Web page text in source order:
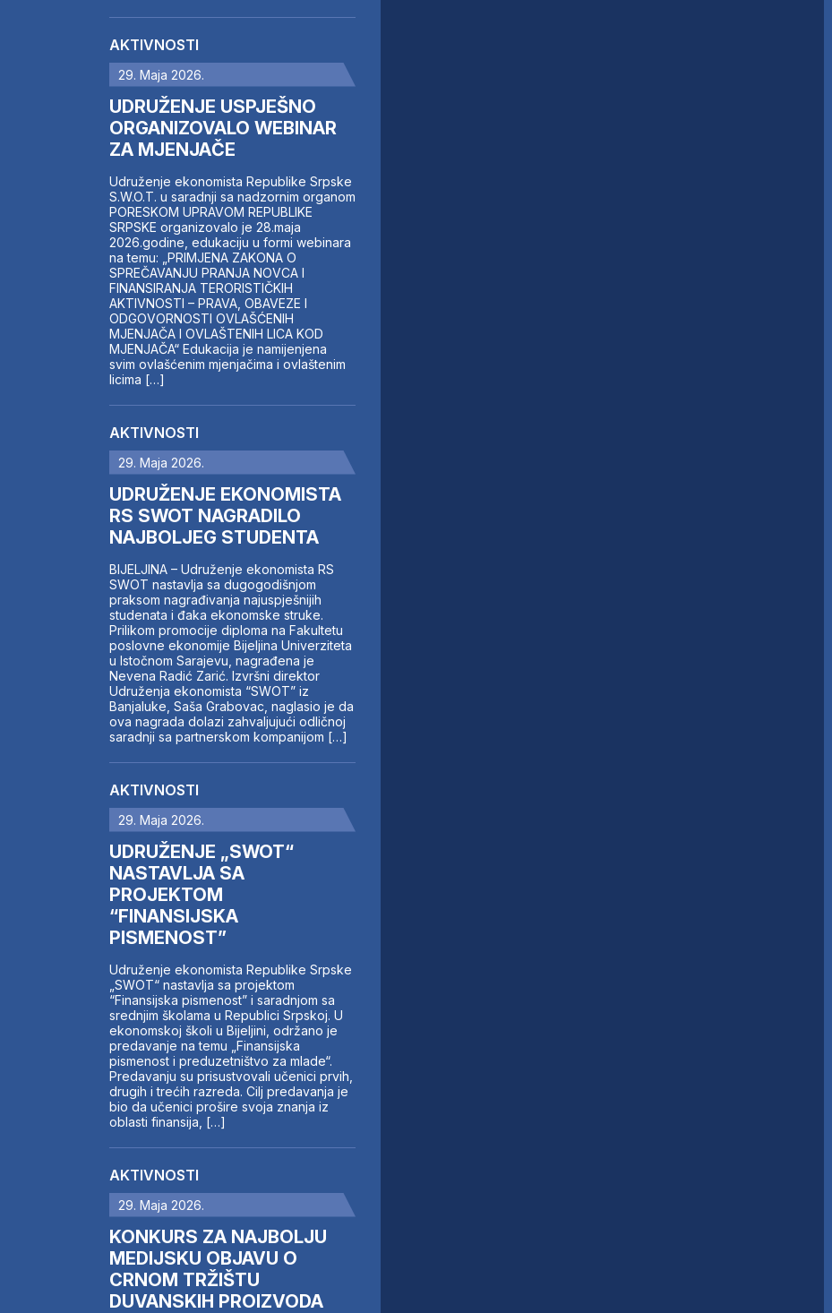
AKTIVNOSTI
29. Maja 2026.
UDRUŽENJE USPJEŠNO
ORGANIZOVALO WEBINAR
ZA MJENJAČE
Udruženje ekonomista Republike Srpske
S.W.O.T. u saradnji sa nadzornim organom
PORESKOM UPRAVOM REPUBLIKE
SRPSKE organizovalo je 28.maja
2026.godine, edukaciju u formi webinara
na temu: „PRIMJENA ZAKONA O
SPREČAVANJU PRANJA NOVCA I
FINANSIRANJA TERORISTIČKIH
AKTIVNOSTI – PRAVA, OBAVEZE I
ODGOVORNOSTI OVLAŠĆENIH
MJENJAČA I OVLAŠTENIH LICA KOD
MJENJAČA“ Edukacija je namijenjena
svim ovlašćenim mjenjačima i ovlaštenim
licima […]
AKTIVNOSTI
29. Maja 2026.
UDRUŽENJE EKONOMISTA
RS SWOT NAGRADILO
NAJBOLJEG STUDENTA
BIJELJINA – Udruženje ekonomista RS
SWOT nastavlja sa dugogodišnjom
praksom nagrađivanja najuspješnijih
studenata i đaka ekonomske struke.
Prilikom promocije diploma na Fakultetu
poslovne ekonomije Bijeljina Univerziteta
u Istočnom Sarajevu, nagrađena je
Nevena Radić Zarić. Izvršni direktor
Udruženja ekonomista “SWOT” iz
Banjaluke, Saša Grabovac, naglasio je da
ova nagrada dolazi zahvaljujući odličnoj
saradnji sa partnerskom kompanijom […]
AKTIVNOSTI
29. Maja 2026.
UDRUŽENJE „SWOT“
NASTAVLJA SA
PROJEKTOM
“FINANSIJSKA
PISMENOST”
Udruženje ekonomista Republike Srpske
„SWOT“ nastavlja sa projektom
“Finansijska pismenost” i saradnjom sa
srednjim školama u Republici Srpskoj. U
ekonomskoj školi u Bijeljini, održano je
predavanje na temu „Finansijska
pismenost i preduzetništvo za mlade“.
Predavanju su prisustvovali učenici prvih,
drugih i trećih razreda. Cilj predavanja je
bio da učenici prošire svoja znanja iz
oblasti finansija, […]
AKTIVNOSTI
29. Maja 2026.
KONKURS ZA NAJBOLJU
MEDIJSKU OBJAVU O
CRNOM TRŽIŠTU
DUVANSKIH PROIZVODA